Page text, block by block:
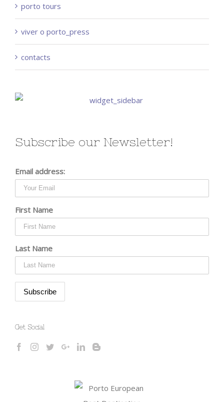
porto tours
viver o porto_press
contacts
Subscribe our Newsletter!
Email address:
First Name
Last Name
Get Social